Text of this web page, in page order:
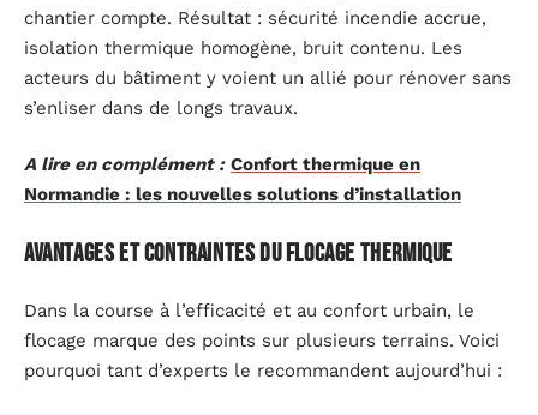
chantier compte. Résultat : sécurité incendie accrue,
isolation thermique homogène, bruit contenu. Les
acteurs du bâtiment y voient un allié pour rénover sans
s’enliser dans de longs travaux.
A lire en complément : Confort thermique en
Normandie : les nouvelles solutions d’installation
Avantages et contraintes du flocage thermique
Dans la course à l’efficacité et au confort urbain, le
flocage marque des points sur plusieurs terrains. Voici
pourquoi tant d’experts le recommandent aujourd’hui :